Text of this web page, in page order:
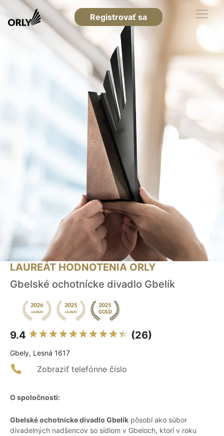
Registrovať sa
LAUREÁT HODNOTENIA ORLY
Gbelské ochotnícke divadlo Gbelík
9.4 (26)
Gbely, Lesná 1617
Zobraziť telefónne číslo
O spoločnosti:
Gbelské ochotnícke divadlo Gbelík pôsobí ako súbor
divadelných nadšencov so sídlom v Gbeloch, ktorí v roku